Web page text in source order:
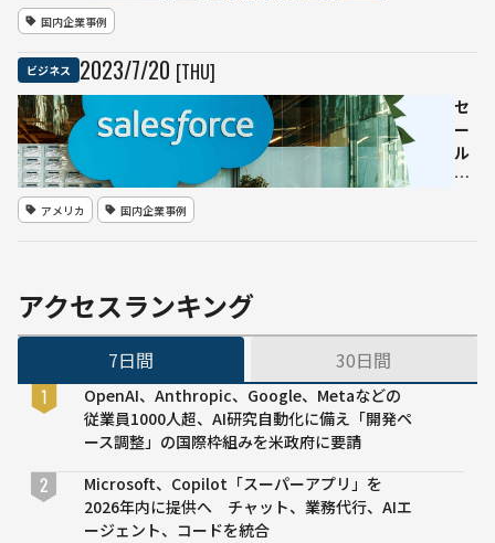
国内企業事例
ビジネス 2023/7/20 [THU]
セ
ー
ル
ス
入
7
アメリカ 国内企業事例
アクセスランキング
7日間 30日間
OpenAI、Anthropic、Google、Metaなどの
従業員1000人超、AI研究自動化に備え「開発ペ
ース調整」の国際枠組みを米政府に要請
Microsoft、Copilot「スーパーアプリ」を
2026年内に提供へ チャット、業務代行、AIエ
ージェント、コードを統合